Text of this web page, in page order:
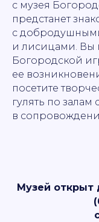
с музея
предстанет
с
и лисицами. Вы
Богородской
ее
посетите
гулять по залам
в
Музей